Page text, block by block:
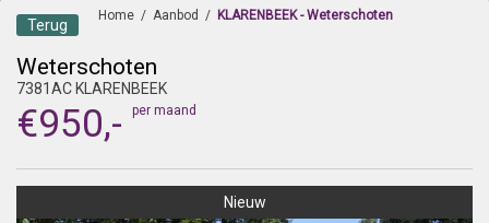
Home / Aanbod / KLARENBEEK - Weterschoten
Terug
Weterschoten
7381AC KLARENBEEK
€950,- per maand
Nieuw